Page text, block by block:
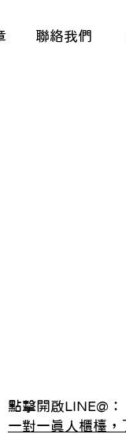
聯絡我們
點擊開啟LINE@：
一對一真人櫃檯，